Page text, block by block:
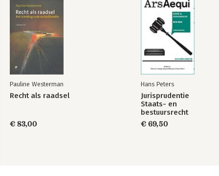
Pauline Westerman
Recht als raadsel
€ 83,00
Hans Peters
Jurisprudentie
Staats- en
bestuursrecht
1849-2025
€ 69,50